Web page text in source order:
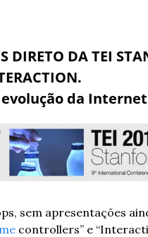
DIRETO DA TEI
da Internet
sem apresentações
controllers” e